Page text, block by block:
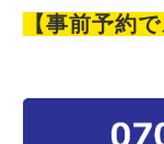
【事前予約